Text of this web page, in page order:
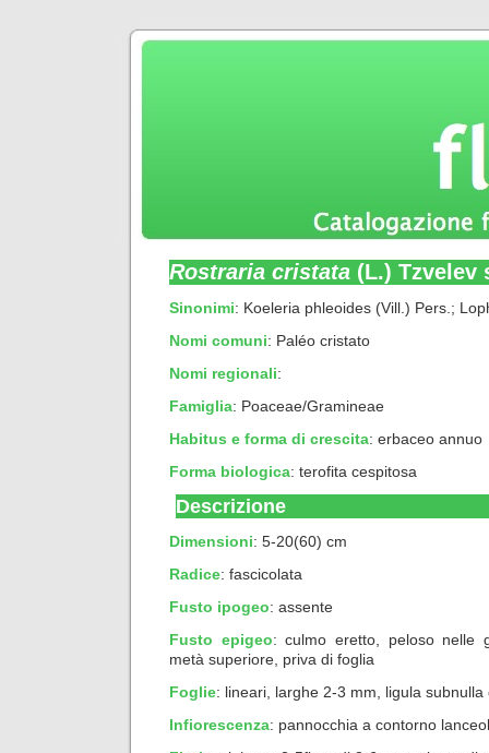
Rostraria cristata (L.) Tzvelev
Sinonimi: Koeleria phleoides (Vill.) Pers.;
Nomi comuni: Paléo cristato
Nomi regionali:
Famiglia: Poaceae/Gramineae
Habitus e forma di crescita: erbaceo annuo
Forma biologica: terofita cespitosa
Descrizione
Dimensioni: 5-20(60) cm
Radice: fascicolata
Fusto ipogeo: assente
Fusto epigeo: culmo eretto, peloso nelle
metà superiore, priva di foglia
Foglie: lineari, larghe 2-3 mm, ligula subnulla
Infiorescenza: pannocchia a contorno